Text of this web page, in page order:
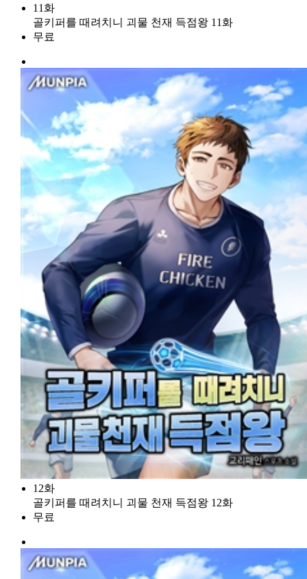
11화
골키퍼를 때려치니 괴물 천재 득점왕 11화
무료
12화
골키퍼를 때려치니 괴물 천재 득점왕 12화
무료